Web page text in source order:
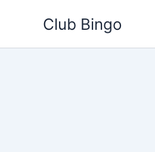
Club Bingo